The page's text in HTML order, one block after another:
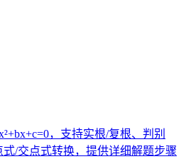
，支持实根/复根、判别
/交点式转换，提供详细解题步骤